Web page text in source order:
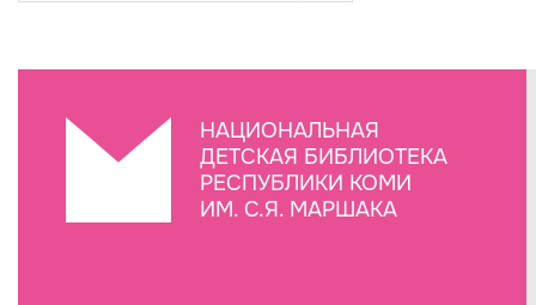
НАЦИОНАЛЬНАЯ
ДЕТСКАЯ БИБЛИОТЕКА
РЕСПУБЛИКИ КОМИ
ИМ. С.Я. МАРШАКА